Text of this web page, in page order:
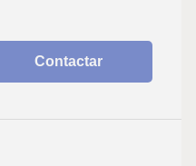
Contactar